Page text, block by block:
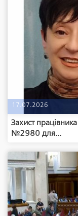
17.07.2026
Захист
№2980 для...